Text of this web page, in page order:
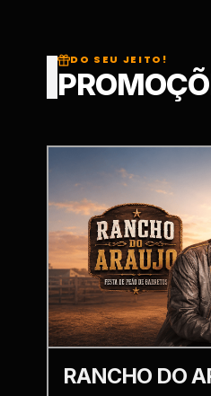
DO SEU JEITO!
RANCHO DO